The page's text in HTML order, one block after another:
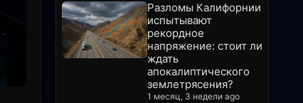
Разломы Калифорнии
испытывают
рекордное
напряжение: стоит ли
ждать
апокалиптического
землетрясения?
1 месяц, 3 недели ago